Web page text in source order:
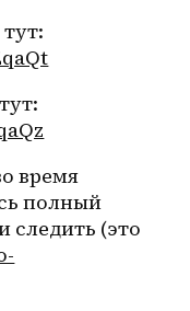
время
полный
следить (это